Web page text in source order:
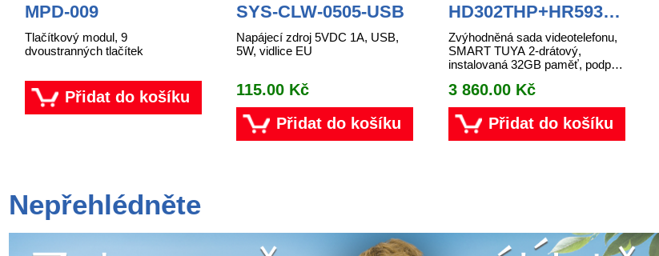
MPD-009
Tlačítkový modul, 9
dvoustranných tlačítek
Přidat do košíku
SYS-CLW-0505-USB
Napájecí zdroj 5VDC 1A, USB,
5W, vidlice EU
115.00 Kč
Přidat do košíku
HD302THP+HR593THW
WiFi Tuya 2 drat sada
videotelefonu
Zvýhodněná sada videotelefonu,
SMART TUYA 2-drátový,
instalovaná 32GB paměť, podpora
Smart Life, podpora dvou
dveřníc...
3 860.00 Kč
Přidat do košíku
Nepřehlédněte